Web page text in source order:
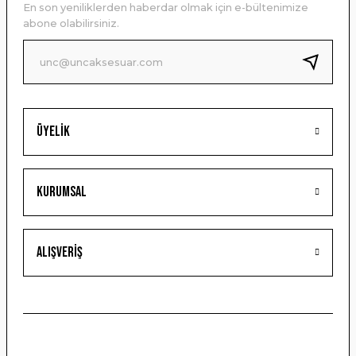
Ürün bilgilerinde hatalar bulunuyor.
Ürün fiyatı diğer sitelerden daha pahalı.
Bu ürüne benzer farklı alternatifler olmalı.
Gönder
Üyelik
Kurumsal
Alışveriş
En son yeniliklerden haberdar olmak için e-bültenimize
abone olabilirsiniz.